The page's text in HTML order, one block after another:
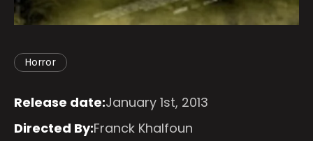
Horror
Release date:January 1st, 2013
Directed By:Franck Khalfoun